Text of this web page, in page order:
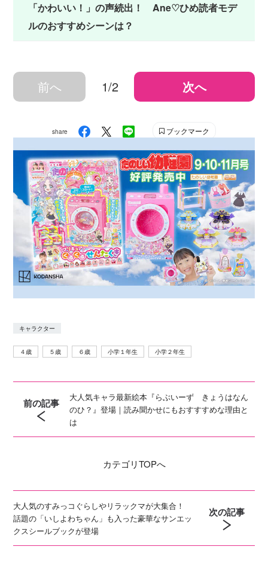
「かわいい！」の声続出！ Ane♡ひめ読者モデ
ルのおすすめシーンは？
前へ 1/2 次へ
share ブックマーク
キャラクター
４歳 ５歳 ６歳 小学１年生 小学２年生
前の記事
大人気キャラ最新絵本『らぶいーず きょうはなん
のひ？』登場｜読み聞かせにもおすすすめな理由と
は
カテゴリTOPへ
大人気のすみっコぐらしやリラックマが大集合！
話題の「いしよわちゃん」も入った豪華なサンエッ
クスシールブックが登場
次の記事